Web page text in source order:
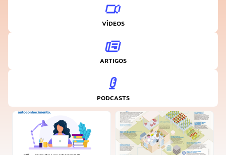
VÍDEOS
ARTIGOS
PODCASTS